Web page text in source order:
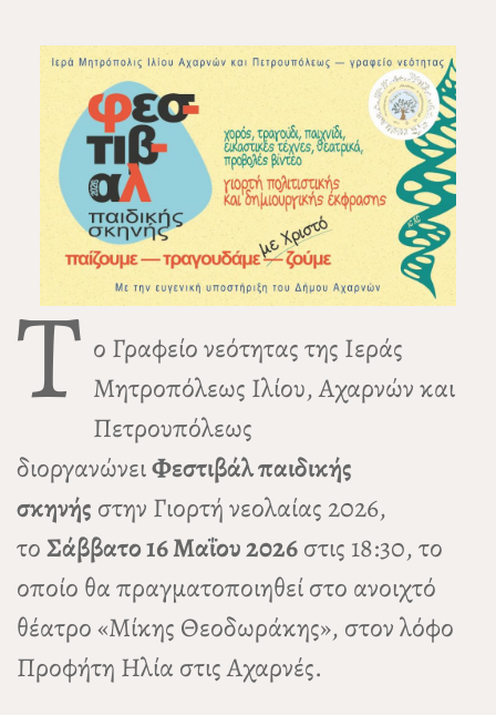
Τ ο Γραφείο νεότητας της Ιεράς
Μητροπόλεως Ιλίου, Αχαρνών και
Πετρουπόλεως
διοργανώνειΦεστιβάλ παιδικής
σκηνής στην Γιορτή νεολαίας 2026,
τοΣάββατο 16 Μαΐου 2026στις 18:30, το
οποίο θα πραγματοποιηθεί στο ανοιχτό
θέατρο «Μίκης Θεοδωράκης», στον λόφο
Προφήτη Ηλία στις Αχαρνές.